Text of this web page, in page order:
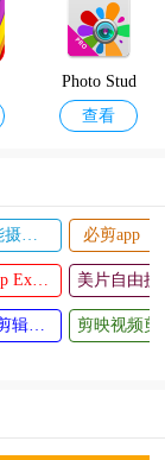
Photo Stud
io app
查看
威力导演2024最新版